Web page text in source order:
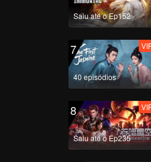
Saiu até o Ep152
7
40 episódios
8
Saiu até o Ep235